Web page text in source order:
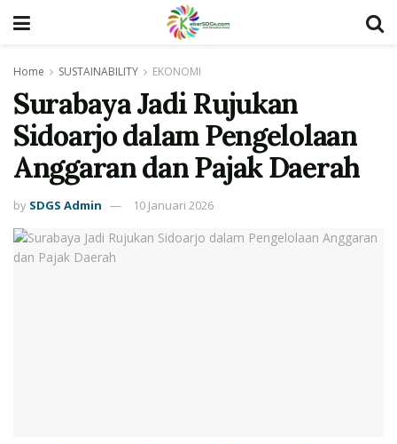
Home SUSTAINABILITY EKONOMI
Surabaya Jadi Rujukan
Sidoarjo dalam Pengelolaan
Anggaran dan Pajak Daerah
by SDGS Admin 10 Januari 2026